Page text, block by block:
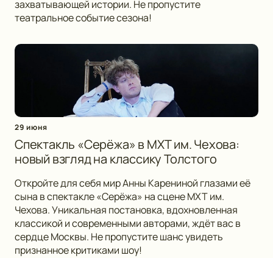
захватывающей истории. Не пропустите
театральное событие сезона!
29 июня
Спектакль «Серёжа» в МХТ им. Чехова:
новый взгляд на классику Толстого
Откройте для себя мир Анны Карениной глазами её
сына в спектакле «Серёжа» на сцене МХТ им.
Чехова. Уникальная постановка, вдохновленная
классикой и современными авторами, ждёт вас в
сердце Москвы. Не пропустите шанс увидеть
признанное критиками шоу!